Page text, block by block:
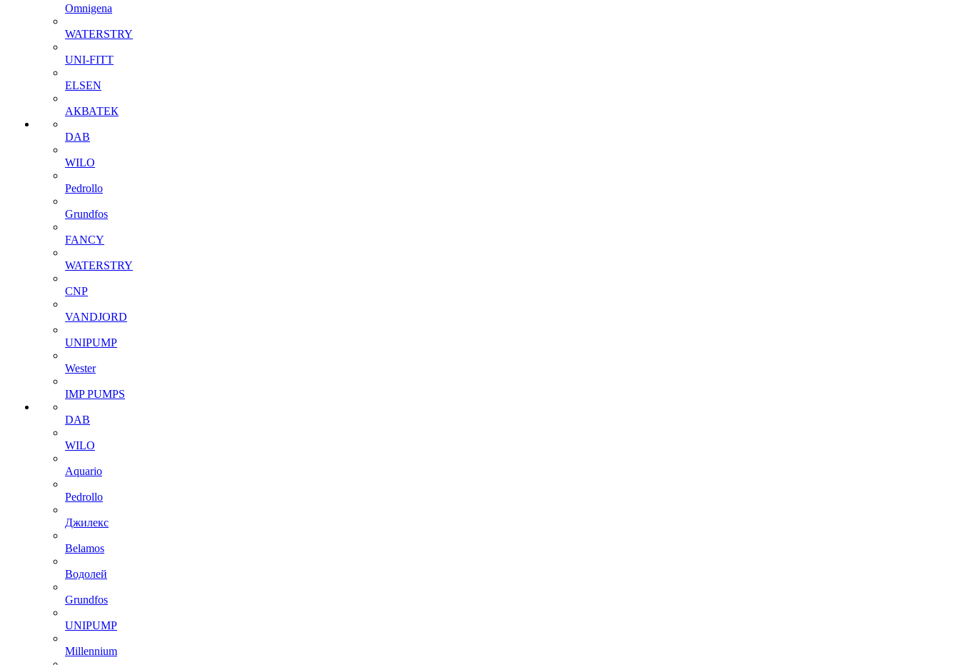
Omnigena
WATERSTRY
UNI-FITT
ELSEN
АКВАТЕК
DAB
WILO
Pedrollo
Grundfos
FANCY
WATERSTRY
CNP
VANDJORD
UNIPUMP
Wester
IMP PUMPS
DAB
WILO
Aquario
Pedrollo
Джилекс
Belamos
Водолей
Grundfos
UNIPUMP
Millennium